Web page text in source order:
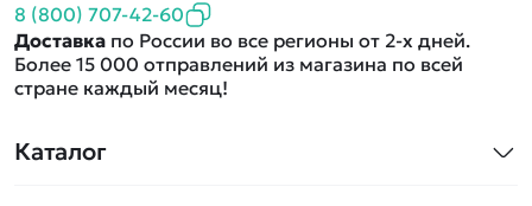
Каталог
8 (800) 707-42-60
Доставка по России во все регионы от 2-х дней.
Более 15 000 отправлений из магазина по всей
стране каждый месяц!